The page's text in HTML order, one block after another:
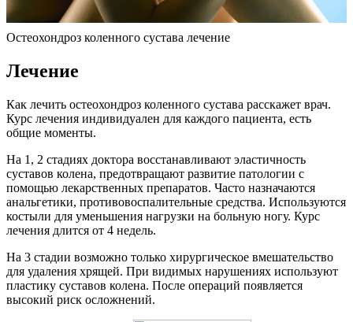
Остеохондроз коленного сустава лечение
Лечение
Как лечить остеохондроз коленного сустава расскажет врач.
Курс лечения индивидуален для каждого пациента, есть
общие моменты.
На 1, 2 стадиях доктора восстанавливают эластичность
суставов колена, предотвращают развитие патологии с
помощью лекарственных препаратов. Часто назначаются
анальгетики, противовоспалительные средства. Используются
костыли для уменьшения нагрузки на больную ногу. Курс
лечения длится от 4 недель.
На 3 стадии возможно только хирургическое вмешательство
для удаления хрящей. При видимых нарушениях используют
пластику суставов колена. После операций появляется
высокий риск осложнений.